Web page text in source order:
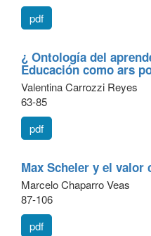
pdf
¿ Ontología del
Educación como ars
Valentina Carrozzi Reyes
63-85
pdf
Max Scheler y el valor
Marcelo Chaparro Veas
87-106
pdf